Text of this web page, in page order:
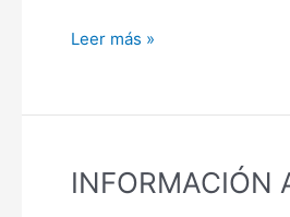
Leer más »
INFORMACIÓN
INFORMACIÓN